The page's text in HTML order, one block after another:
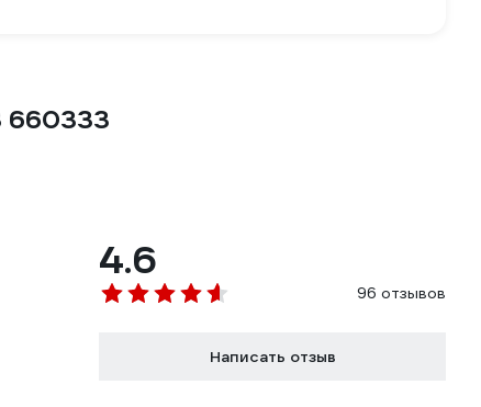
660333
4.6
96 отзывов
Написать отзыв